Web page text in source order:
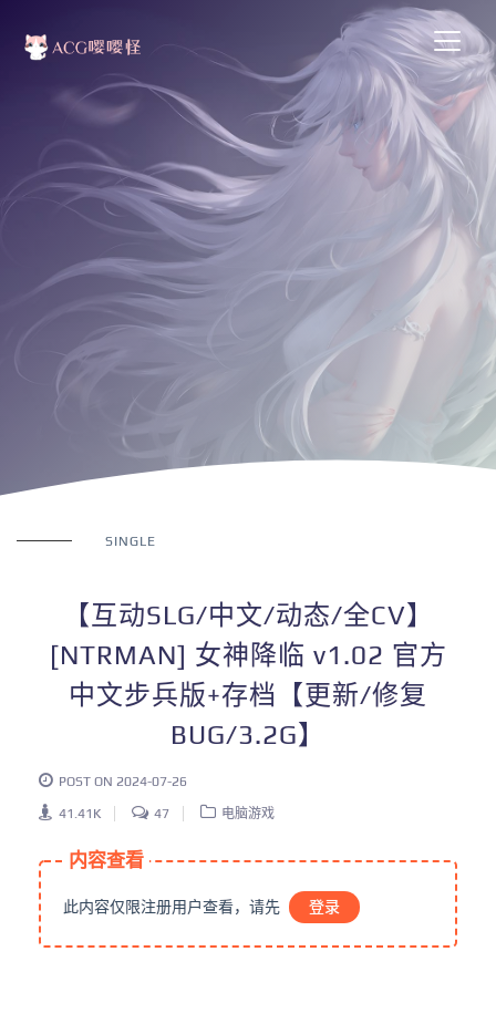
SINGLE
【互动SLG/中文/动态/全CV】
[NTRMAN] 女神降临 v1.02 官方
中文步兵版+存档【更新/修复
BUG/3.2G】
POST ON 2024-07-26
41.41K 47 电脑游戏
内容查看
此内容仅限注册用户查看，请先 登录